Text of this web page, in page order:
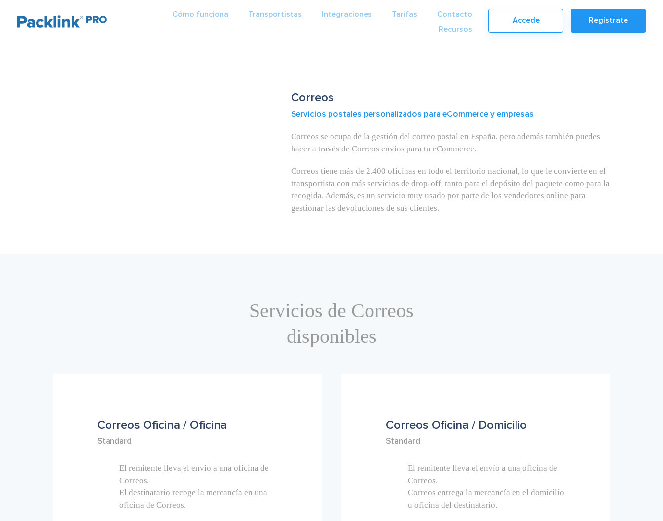
Cómo funciona Transportistas Integraciones Tarifas
Contacto
Recursos
Accede Regístrate
Correos
Servicios postales personalizados para eCommerce y empresas
Correos se ocupa de la gestión del correo postal en España, pero además también puedes
hacer a través de Correos envíos para tu eCommerce.
Correos tiene más de 2.400 oficinas en todo el territorio nacional, lo que le convierte en el
transportista con más servicios de drop-off, tanto para el depósito del paquete como para la
recogida. Además, es un servicio muy usado por parte de los vendedores online para
gestionar las devoluciones de sus clientes.
Servicios de Correos
disponibles
Correos Oficina / Oficina
Standard
El remitente lleva el envío a una oficina de
Correos.
El destinatario recoge la mercancía en una
oficina de Correos.
Correos Oficina / Domicilio
Standard
El remitente lleva el envío a una oficina de
Correos.
Correos entrega la mercancía en el domicilio
u oficina del destinatario.